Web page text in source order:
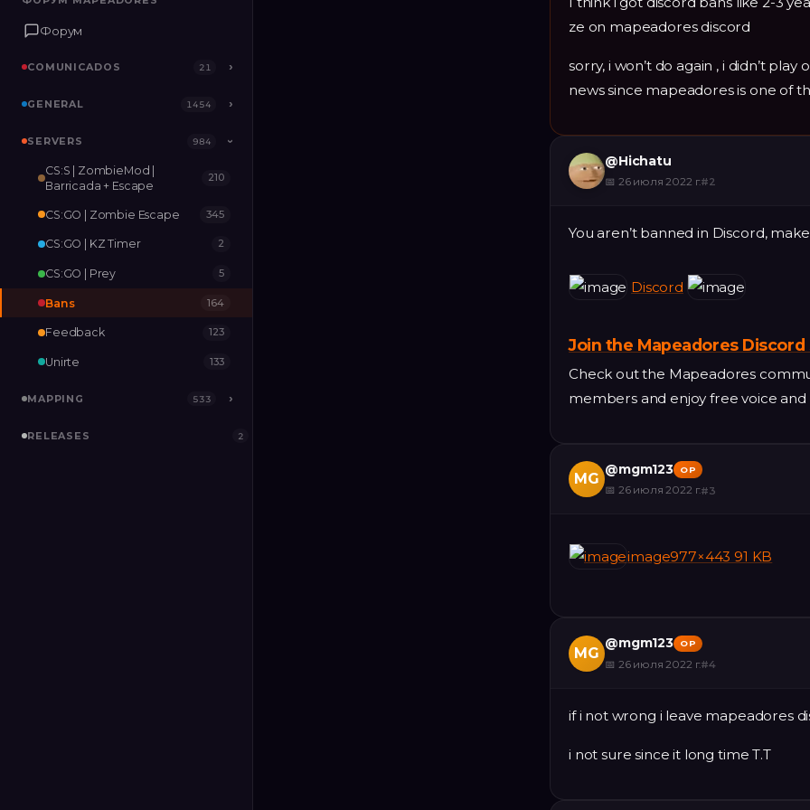
Форум
COMUNICADOS 21 ›
GENERAL 1454 ›
SERVERS 984 ›
MAPPING 533
RELEASES
Форум
COMUNICADOS 21 ›
GENERAL 1454 ›
SERVERS 984 ›
CS:S | ZombieMod |
Barricada + Escape
210
CS:GO | Zombie Escape 345
CS:GO | KZ Timer 2
CS:GO | Prey 5
Bans 164
Feedback 123
Unirte 133
MAPPING 533 ›
RELEASES 2
ze on mapeadores discord
sorry, i won’t do again , i didn’t
news since mapeadores is one of
@Hichatu
📅 26 июля 2022 г.#2
You aren’t banned in Discord,
Discord
Join the Mapeadores Discord
Check out the Mapeadores
members and enjoy free voice and
MG
@mgm123 OP
📅 26 июля 2022 г.#3
image977×443 91 KB
MG
@mgm123 OP
📅 26 июля 2022 г.#4
if i not wrong i leave mapeadores
i not sure since it long time T.T